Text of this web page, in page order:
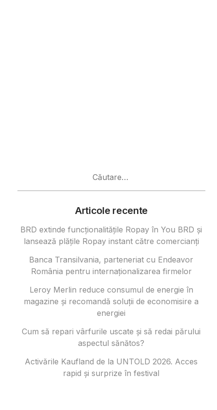
Articole recente
BRD extinde funcționalitățile Ropay în You BRD și
lansează plățile Ropay instant către comercianți
Banca Transilvania, parteneriat cu Endeavor
România pentru internaționalizarea firmelor
Leroy Merlin reduce consumul de energie în
magazine și recomandă soluții de economisire a
energiei
Cum să repari vârfurile uscate și să redai părului
aspectul sănătos?
Activările Kaufland de la UNTOLD 2026. Acces
rapid și surprize în festival